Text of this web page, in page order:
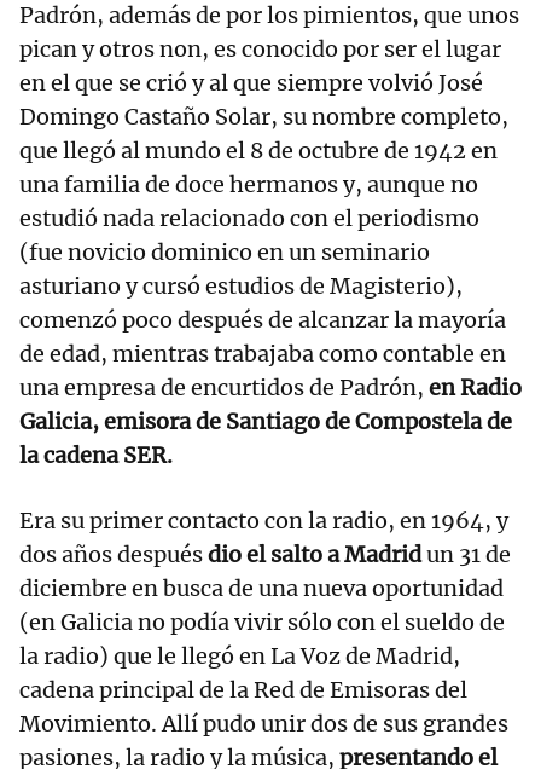
Padrón, además de por los pimientos, que unos
pican y otros non, es conocido por ser el lugar
en el que se crió y al que siempre volvió José
Domingo Castaño Solar, su nombre completo,
que llegó al mundo el 8 de octubre de 1942 en
una familia de doce hermanos y, aunque no
estudió nada relacionado con el periodismo
(fue novicio dominico en un seminario
asturiano y cursó estudios de Magisterio),
comenzó poco después de alcanzar la mayoría
de edad, mientras trabajaba como contable en
una empresa de encurtidos de Padrón, en Radio
Galicia, emisora de Santiago de Compostela de
la cadena SER.
Era su primer contacto con la radio, en 1964, y
dos años despuésdio el salto a Madridun 31 de
diciembre en busca de una nueva oportunidad
(en Galicia no podía vivir sólo con el sueldo de
la radio) que le llegó en La Voz de Madrid,
cadena principal de la Red de Emisoras del
Movimiento. Allí pudo unir dos de sus grandes
pasiones, la radio y la música, presentando el